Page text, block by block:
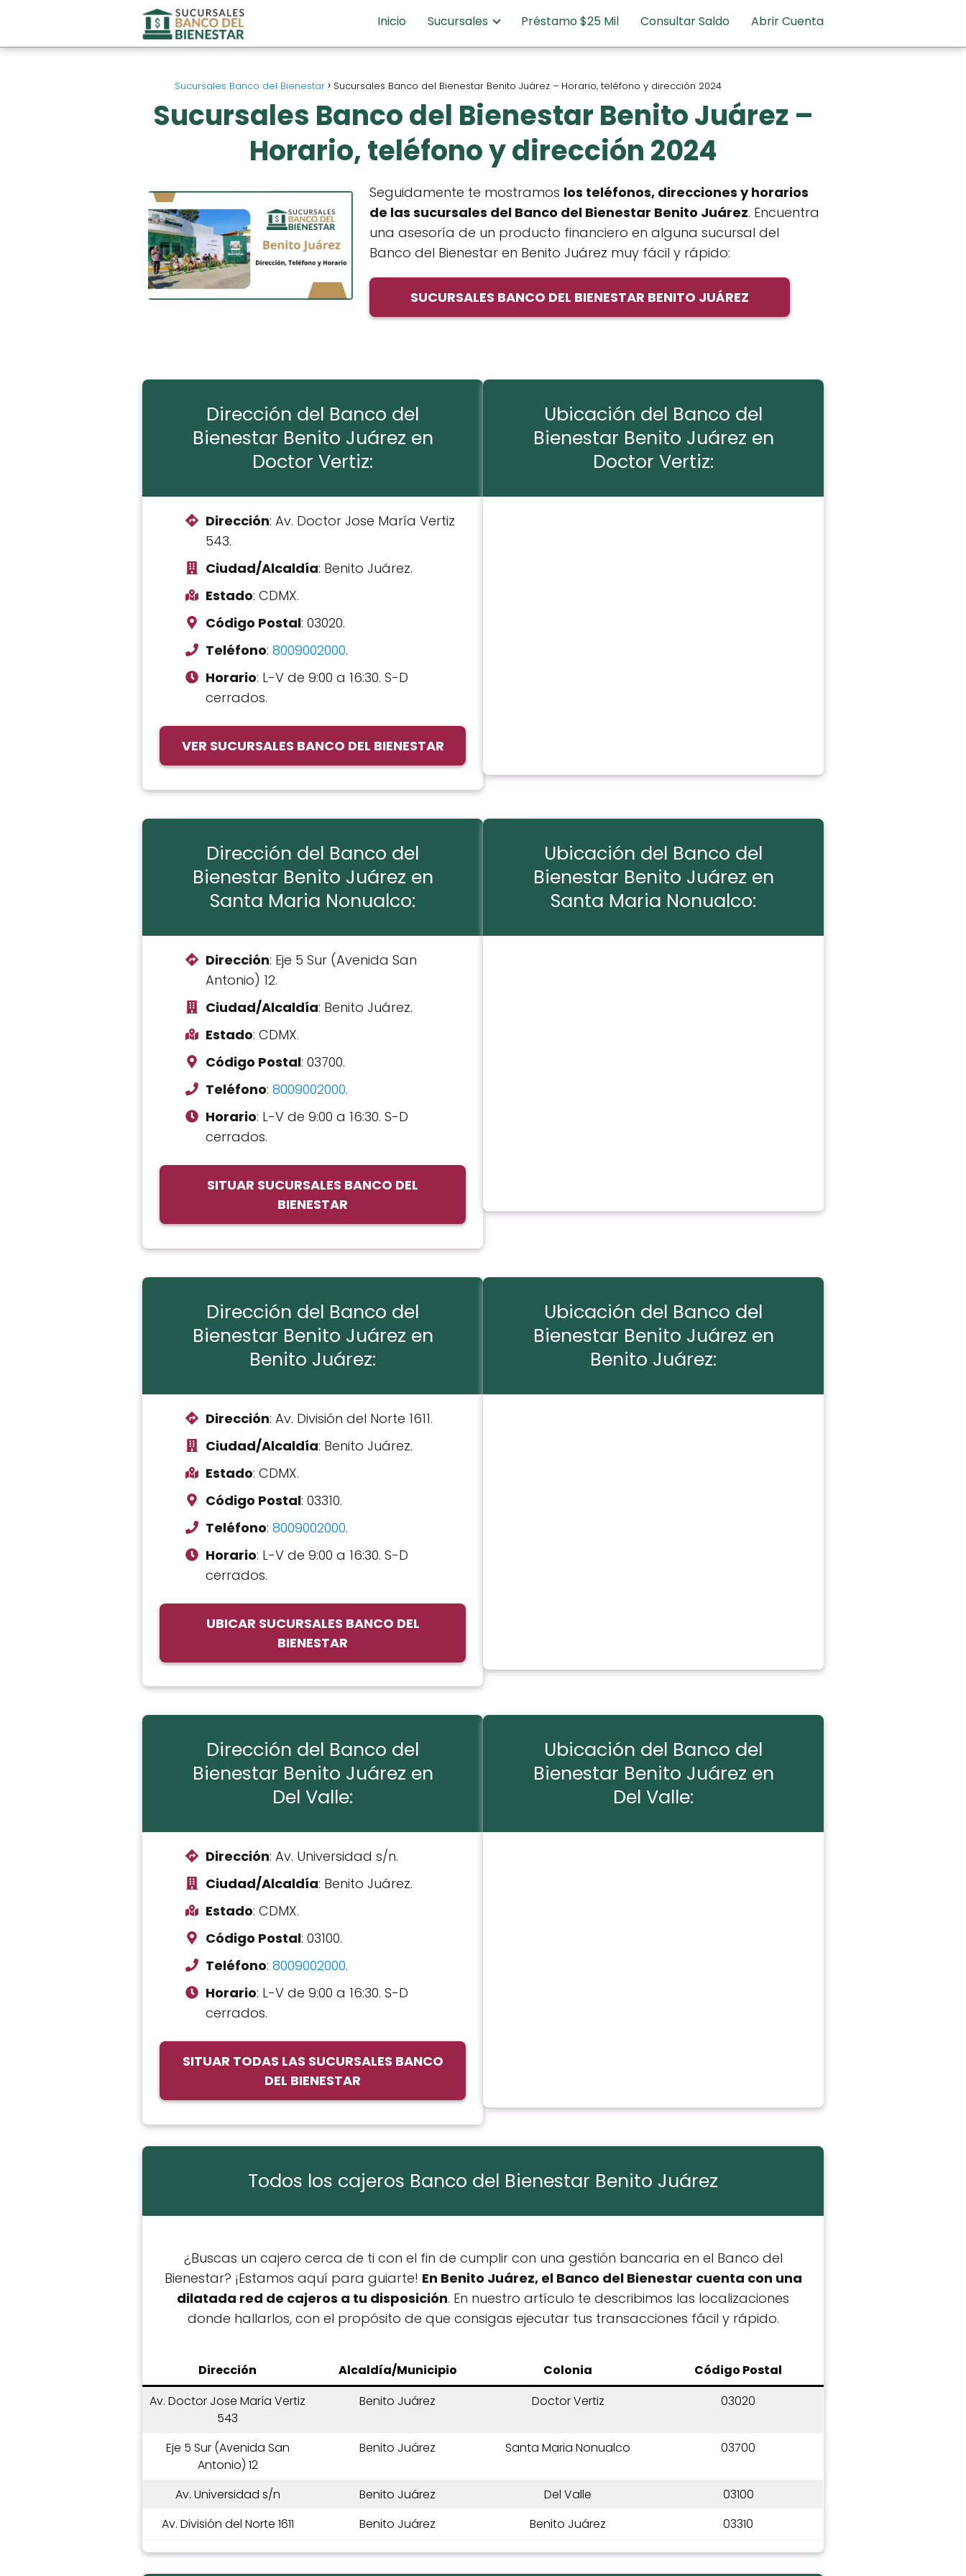
Inicio Sucursales Préstamo $25 Mil Consultar Saldo Abrir Cuenta
Sucursales Banco del Bienestar Sucursales Banco del Bienestar Benito Juárez – Horario, teléfono y dirección 2024
Sucursales Banco del Bienestar Benito Juárez –
Horario, teléfono y dirección 2024
Seguidamente te mostramos los teléfonos, direcciones y horarios
de las sucursales del Banco del Bienestar Benito Juárez. Encuentra
una asesoría de un producto financiero en alguna sucursal del
Banco del Bienestar en Benito Juárez muy fácil y rápido:
SUCURSALES BANCO DEL BIENESTAR BENITO JUÁREZ
Dirección del Banco del
Bienestar Benito Juárez en
Doctor Vertiz:
Dirección: Av. Doctor Jose María Vertiz
543.
Ciudad/Alcaldía: Benito Juárez.
Estado: CDMX.
Código Postal: 03020.
Teléfono: 8009002000.
Horario: L-V de 9:00 a 16:30. S-D
cerrados.
VER SUCURSALES BANCO DEL BIENESTAR
Ubicación del Banco del
Bienestar Benito Juárez en
Doctor Vertiz:
Dirección del Banco del
Bienestar Benito Juárez en
Santa Maria Nonualco:
Dirección: Eje 5 Sur (Avenida San
Antonio) 12.
Ciudad/Alcaldía: Benito Juárez.
Estado: CDMX.
Código Postal: 03700.
Teléfono: 8009002000.
Horario: L-V de 9:00 a 16:30. S-D
cerrados.
SITUAR SUCURSALES BANCO DEL
BIENESTAR
Ubicación del Banco del
Bienestar Benito Juárez en
Santa Maria Nonualco:
Dirección del Banco del
Bienestar Benito Juárez en
Benito Juárez:
Dirección: Av. División del Norte 1611.
Ciudad/Alcaldía: Benito Juárez.
Estado: CDMX.
Código Postal: 03310.
Teléfono: 8009002000.
Horario: L-V de 9:00 a 16:30. S-D
cerrados.
UBICAR SUCURSALES BANCO DEL
BIENESTAR
Ubicación del Banco del
Bienestar Benito Juárez en
Benito Juárez:
Dirección del Banco del
Bienestar Benito Juárez en
Del Valle:
Dirección: Av. Universidad s/n.
Ciudad/Alcaldía: Benito Juárez.
Estado: CDMX.
Código Postal: 03100.
Teléfono: 8009002000.
Horario: L-V de 9:00 a 16:30. S-D
cerrados.
SITUAR TODAS LAS SUCURSALES BANCO
DEL BIENESTAR
Ubicación del Banco del
Bienestar Benito Juárez en
Del Valle:
Todos los cajeros Banco del Bienestar Benito Juárez
¿Buscas un cajero cerca de ti con el fin de cumplir con una gestión bancaria en el Banco del
Bienestar? ¡Estamos aquí para guiarte! En Benito Juárez, el Banco del Bienestar cuenta con una
dilatada red de cajeros a tu disposición. En nuestro artículo te describimos las localizaciones
donde hallarlos, con el propósito de que consigas ejecutar tus transacciones fácil y rápido.
Dirección Alcaldía/Municipio Colonia Código Postal
Av. Doctor Jose María Vertiz
543
Benito Juárez Doctor Vertiz 03020
Eje 5 Sur (Avenida San
Antonio) 12
Benito Juárez Santa Maria Nonualco 03700
Av. Universidad s/n Benito Juárez Del Valle
03100
Av. División del Norte 1611
Benito Juárez Benito Juárez 03310